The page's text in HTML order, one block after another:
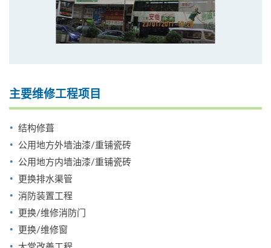
主要维修工程项目
结构修葺
公用地方外墙油漆/重铺瓷砖
公用地方内墙油漆/重铺瓷砖
更换排水渠管
消防装置工程
更换/维修消防门
更换/维修窗